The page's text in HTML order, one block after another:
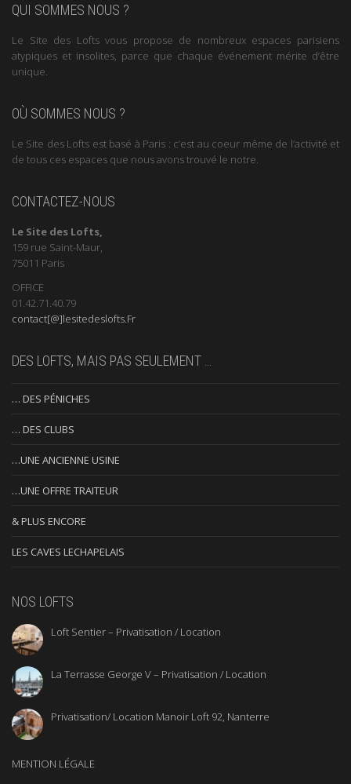
QUI SOMMES NOUS ?
Le Site des Lofts vous propose de nombreux espaces parisiens
atypiques et insolites, parce que chaque événement mérite d’être
unique.
OÙ SOMMES NOUS ?
Le Site des Lofts est basé à Paris : c’est au coeur même de l’activité et
de tous ces espaces que nous avons trouvé le notre.
CONTACTEZ-NOUS
Le Site des Lofts,
159 rue Saint-Maur,
75011 Paris
OFFICE
01.42.71.40.79
contact[@]lesitedeslofts.Fr
DES LOFTS, MAIS PAS SEULEMENT …
… DES PÉNICHES
… DES CLUBS
…UNE ANCIENNE USINE
…UNE OFFRE TRAITEUR
& PLUS ENCORE
LES CAVES LECHAPELAIS
NOS LOFTS
Loft Sentier – Privatisation / Location
La Terrasse George V – Privatisation / Location
Privatisation/ Location Manoir Loft 92, Nanterre
MENTION LÉGALE